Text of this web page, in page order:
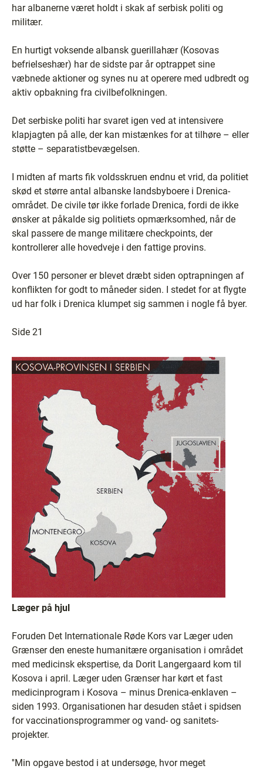
har albanerne været holdt i skak af serbisk politi og
militær.
En hurtigt voksende albansk guerillahær (Kosovas
befrielseshær) har de sidste par år optrappet sine
væbnede aktioner og synes nu at operere med udbredt og
aktiv opbakning fra civilbefolkningen.
Det serbiske politi har svaret igen ved at intensivere
klapjagten på alle, der kan mistænkes for at tilhøre – eller
støtte – separatistbevægelsen.
I midten af marts fik voldsskruen endnu et vrid, da politiet
skød et større antal albanske landsbyboere i Drenica-
området. De civile tør ikke forlade Drenica, fordi de ikke
ønsker at påkalde sig politiets opmærksomhed, når de
skal passere de mange militære checkpoints, der
kontrollerer alle hovedveje i den fattige provins.
Over 150 personer er blevet dræbt siden optrapningen af
konflikten for godt to måneder siden. I stedet for at flygte
ud har folk i Drenica klumpet sig sammen i nogle få byer.
Side 21
Læger på hjul
Foruden Det Internationale Røde Kors var Læger uden
Grænser den eneste humanitære organisation i området
med medicinsk ekspertise, da Dorit Langergaard kom til
Kosova i april. Læger uden Grænser har kørt et fast
medicinprogram i Kosova – minus Drenica-enklaven –
siden 1993. Organisationen har desuden stået i spidsen
for vaccinationsprogrammer og vand- og sanitets-
projekter.
''Min opgave bestod i at undersøge, hvor meget